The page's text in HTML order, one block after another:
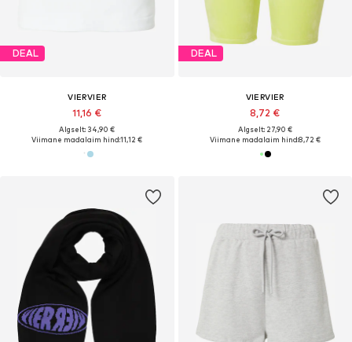
DEAL
VIERVIER
11,16 €
Algselt: 34,90 €
Viimane madalaim hind:11,12 €
DEAL
VIERVIER
8,72 €
Algselt: 27,90 €
Viimane madalaim hind:8,72 €